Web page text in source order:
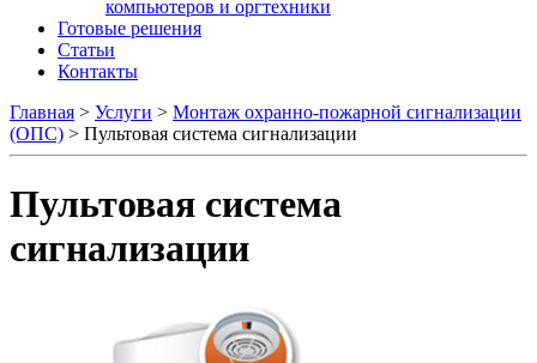
компьютеров и оргтехники
Готовые решения
Статьи
Контакты
Главная > Услуги > Монтаж охранно-пожарной сигнализации
(ОПС) > Пультовая система сигнализации
Пультовая система
сигнализации